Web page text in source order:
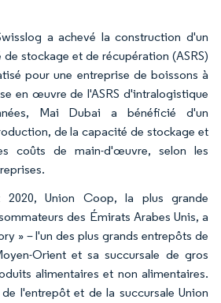
a achevé la construction d'un
stockage et de récupération (ASRS)
pour une entreprise de boissons à
en œuvre de l'ASRS d'intralogistique
Mai Dubai a bénéficié d'un
de la capacité de stockage et
coûts de main-d'œuvre, selon les
Union Coop, la plus grande
des Émirats Arabes Unis, a
» – l'un des plus grands entrepôts de
Orient et sa succursale de gros
alimentaires et non alimentaires.
l'entrepôt et de la succursale Union